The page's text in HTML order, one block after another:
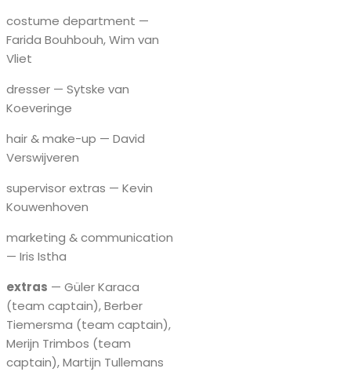
costume department —
Farida Bouhbouh, Wim van
Vliet
dresser — Sytske van
Koeveringe
hair & make-up — David
Verswijveren
supervisor extras — Kevin
Kouwenhoven
marketing & communication
— Iris Istha
extras — Güler Karaca
(team captain), Berber
Tiemersma (team captain),
Merijn Trimbos (team
captain), Martijn Tullemans